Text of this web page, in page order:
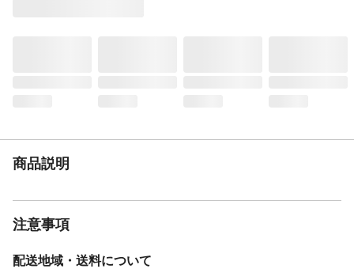
商品説明
注意事項
配送地域・送料について